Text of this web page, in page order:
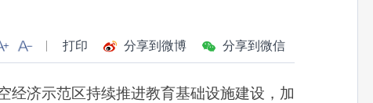
分享到微博 分享到微信
打印
济示范区持续推进教育基础设施建设，加